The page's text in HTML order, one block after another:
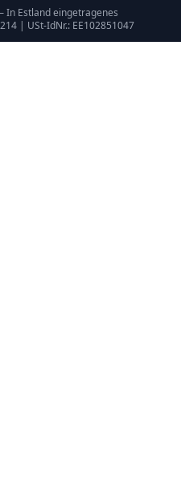
In Estland eingetragenes
| USt-IdNr.: EE102851047